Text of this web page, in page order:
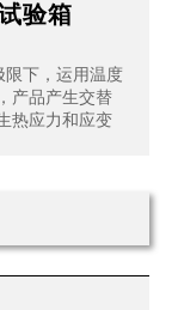
验箱
限下，运用温度
产品产生交替
热应力和应变